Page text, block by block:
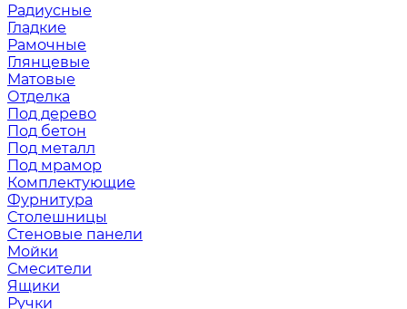
Радиусные
Гладкие
Рамочные
Глянцевые
Матовые
Отделка
Под дерево
Под бетон
Под металл
Под мрамор
Комплектующие
Фурнитура
Столешницы
Стеновые панели
Мойки
Смесители
Ящики
Ручки